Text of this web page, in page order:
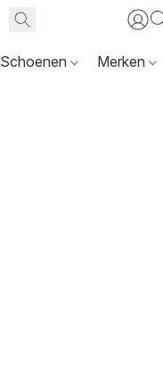
Schoenen Merken